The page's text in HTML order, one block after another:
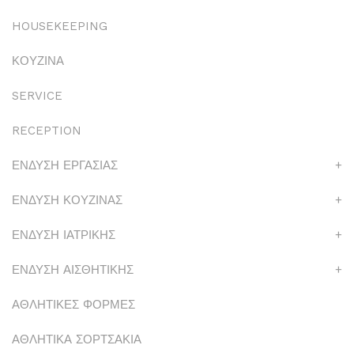
HOUSEKEEPING
ΚΟΥΖΙΝΑ
SERVICE
RECEPTION
ΕΝΔΥΣΗ ΕΡΓΑΣΙΑΣ +
ΕΝΔΥΣΗ ΚΟΥΖΙΝΑΣ +
ΕΝΔΥΣΗ ΙΑΤΡΙΚΗΣ +
ΕΝΔΥΣΗ ΑΙΣΘΗΤΙΚΗΣ +
ΑΘΛΗΤΙΚΕΣ ΦΟΡΜΕΣ
ΑΘΛΗΤΙΚΑ ΣΟΡΤΣΑΚΙΑ